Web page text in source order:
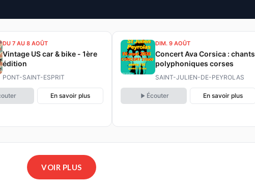
DU 7 AU 8 AOÛT
Vintage US car & bike - 1ère
édition
PONT-SAINT-ESPRIT
En savoir plus
DIM. 9 AOÛT
Concert Ava Corsica : chants
polyphoniques corses
SAINT-JULIEN-DE-PEYROLAS
Écouter En savoir plus
VOIR PLUS